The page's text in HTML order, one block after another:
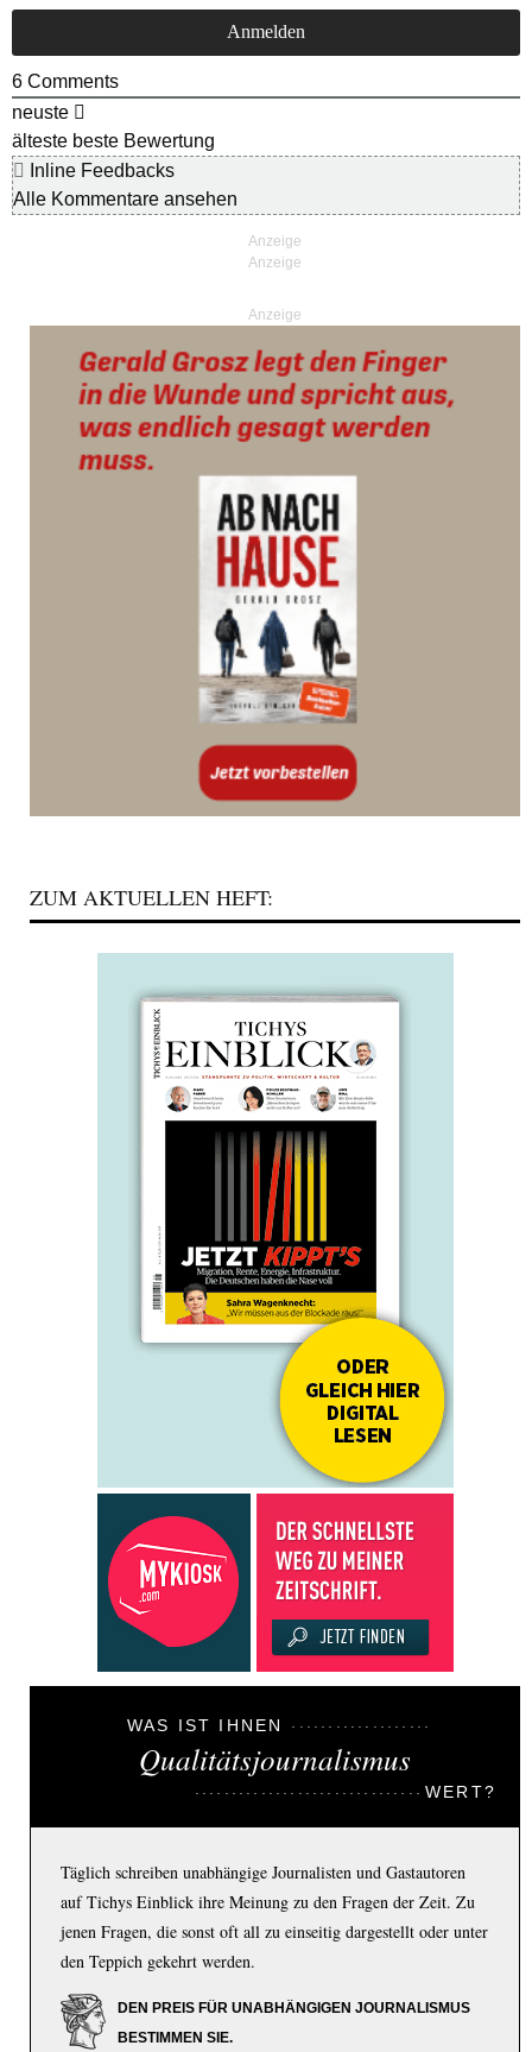
6 Comments
neuste
älteste beste Bewertung
Inline Feedbacks
Alle Kommentare ansehen
Anzeige
ZUM AKTUELLEN HEFT:
WAS IST IHNEN
Qualitätsjournalismus
WERT?
Täglich schreiben unabhängige Journalisten und Gastautoren
auf Tichys Einblick ihre Meinung zu den Fragen der Zeit. Zu
jenen Fragen, die sonst oft all zu einseitig dargestellt oder unter
den Teppich gekehrt werden.
DEN PREIS FÜR UNABHÄNGIGEN JOURNALISMUS
BESTIMMEN SIE.